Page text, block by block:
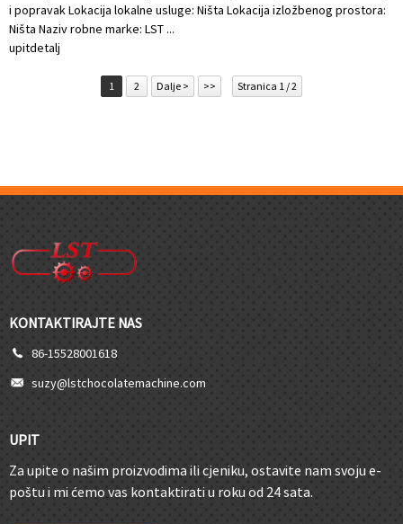
i popravak Lokacija lokalne usluge: Ništa Lokacija izložbenog prostora:
Ništa Naziv robne marke: LST ...
upitdetalj
1 2 Dalje > >> Stranica 1 / 2
KONTAKTIRAJTE NAS
86-15528001618
suzy@lstchocolatemachine.com
UPIT
Za upite o našim proizvodima ili cjeniku, ostavite nam svoju e-
poštu i mi ćemo vas kontaktirati u roku od 24 sata.